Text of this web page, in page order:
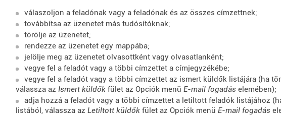
válaszoljon a feladónak vagy a feladónak és az összes címzettnek;
továbbítsa az üzenetet más tudósítóknak;
törölje az üzenetet;
rendezze az üzenetet egy mappába;
jelölje meg az üzenetet olvasottként vagy olvasatlanként;
vegye fel a feladót vagy a többi címzettet a címjegyzékébe;
vegye fel a feladót vagy a többi címzettet az ismert küldők listájára (ha
válassza az Ismert küldők fület az Opciók menü E-mail fogadás elemében);
adja hozzá a feladót vagy a többi címzettet a letiltott feladók listájához
listából, válassza az Letiltott küldők fület az Opciók menü E-mail fogadás